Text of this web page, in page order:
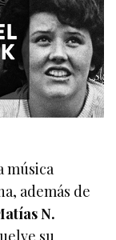
música
además de
N.